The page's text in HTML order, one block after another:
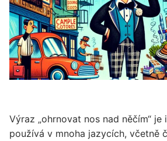
Výraz „ohrnovat nos nad něčím“
používá v mnoha jazycích, včetně